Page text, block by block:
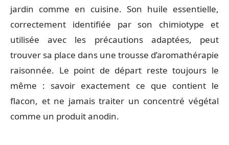
jardin comme en cuisine. Son huile essentielle,
correctement identifiée par son chimiotype et
utilisée avec les précautions adaptées, peut
trouver sa place dans une trousse d’aromathérapie
raisonnée. Le point de départ reste toujours le
même : savoir exactement ce que contient le
flacon, et ne jamais traiter un concentré végétal
comme un produit anodin.